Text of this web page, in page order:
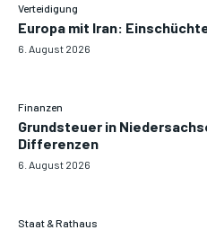
Verteidigung
Europa mit Iran:
6. August 2026
Finanzen
Grundsteuer in
Differenzen
6. August 2026
Staat & Rathaus